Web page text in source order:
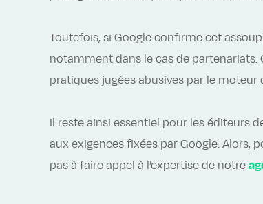
Toutefois, si Google confirme cet
notamment dans le cas de partenariats.
pratiques jugées abusives par le moteur
Il reste ainsi essentiel pour les éditeurs
aux exigences fixées par Google. Alors,
pas à faire appel à l’expertise de notre